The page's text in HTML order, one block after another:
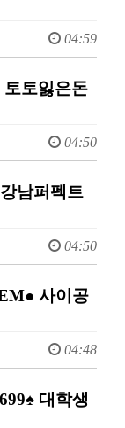
04:59
토잃은돈
04:50
남퍼펙트
04:50
사이공
04:48
대학생